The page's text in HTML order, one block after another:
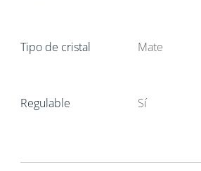
Tipo de cristal Mate
Regulable Sí